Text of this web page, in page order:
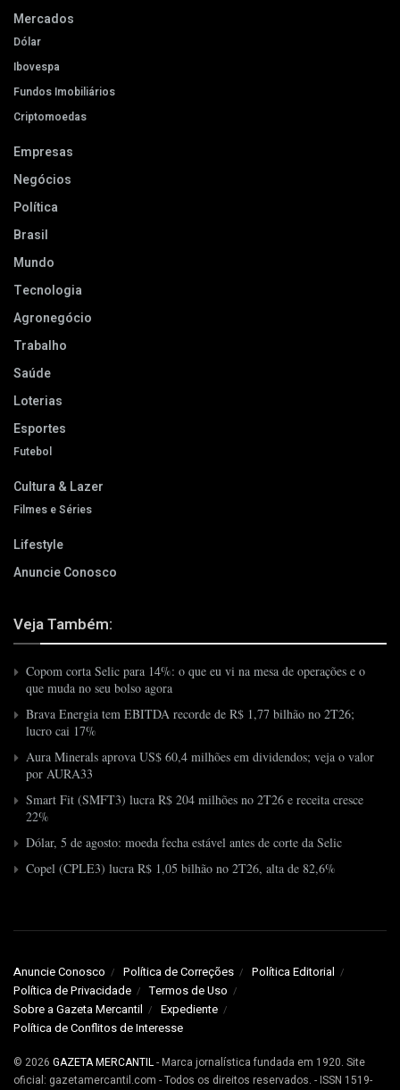
Mercados
Dólar
Ibovespa
Fundos Imobiliários
Criptomoedas
Empresas
Negócios
Política
Brasil
Mundo
Tecnologia
Agronegócio
Trabalho
Saúde
Loterias
Esportes
Futebol
Cultura & Lazer
Filmes e Séries
Lifestyle
Anuncie Conosco
Veja Também:
Copom corta Selic para 14%: o que eu vi na mesa de operações e o
que muda no seu bolso agora
Brava Energia tem EBITDA recorde de R$ 1,77 bilhão no 2T26;
lucro cai 17%
Aura Minerals aprova US$ 60,4 milhões em dividendos; veja o valor
por AURA33
Smart Fit (SMFT3) lucra R$ 204 milhões no 2T26 e receita cresce
22%
Dólar, 5 de agosto: moeda fecha estável antes de corte da Selic
Copel (CPLE3) lucra R$ 1,05 bilhão no 2T26, alta de 82,6%
Anuncie Conosco Política de Correções
Política Editorial
Política de Privacidade
Termos de Uso
Sobre a Gazeta Mercantil
Expediente
Política de Conflitos de Interesse
© 2026 GAZETA MERCANTIL- Marca jornalística fundada em 1920. Site
oficial: gazetamercantil.com - Todos os direitos reservados. - ISSN 1519-